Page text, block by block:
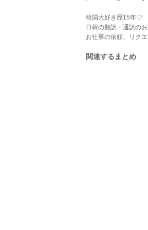
韓国大好き歴15年♡
日韓の翻訳・通訳の
お仕事の依頼、リク
関連するまとめ